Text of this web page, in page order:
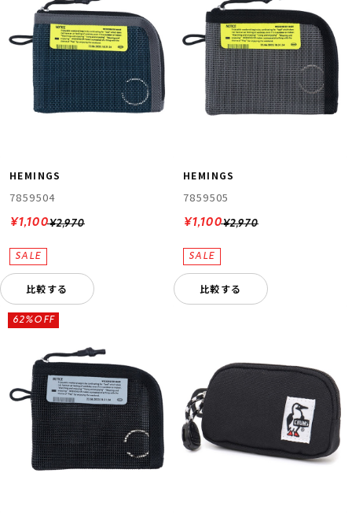
HEMINGS
7859504
¥2,970
¥1,100
比較する
HEMINGS
7859505
¥2,970
¥1,100
比較する
62%OFF